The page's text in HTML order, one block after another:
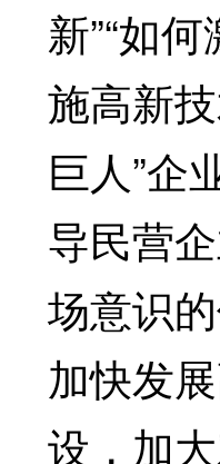
新”“如
施高新
巨人”企
导民营
场意识
加快发
设，加